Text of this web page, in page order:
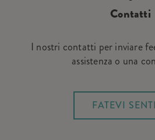
Contatti
I nostri contatti per inviare
assistenza o una
FATEVI